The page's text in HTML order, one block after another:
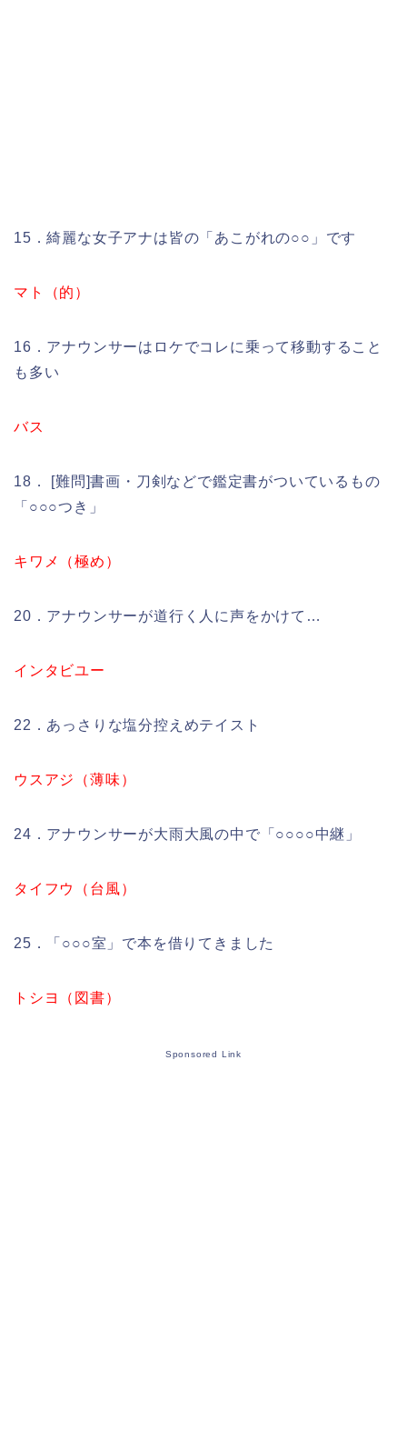
15．綺麗な女子アナは皆の「あこがれの○○」です
マト（的）
16．アナウンサーはロケでコレに乗って移動すること
も多い
バス
18． [難問]書画・刀剣などで鑑定書がついているもの
「○○○つき」
キワメ（極め）
20．アナウンサーが道行く人に声をかけて…
インタビユー
22．あっさりな塩分控えめテイスト
ウスアジ（薄味）
24．アナウンサーが大雨大風の中で「○○○○中継」
タイフウ（台風）
25．「○○○室」で本を借りてきました
トシヨ（図書）
Sponsored Link